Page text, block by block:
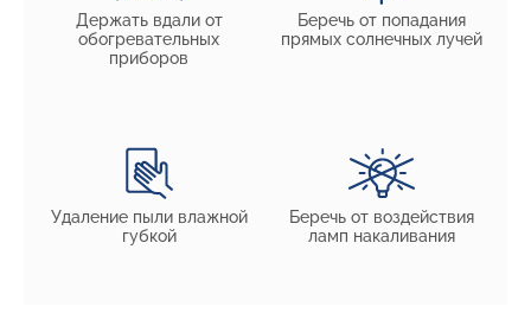
Держать вдали от
обогревательных
приборов
Беречь от попадания
прямых солнечных лучей
Удаление пыли влажной
губкой
Беречь от воздействия
ламп накаливания